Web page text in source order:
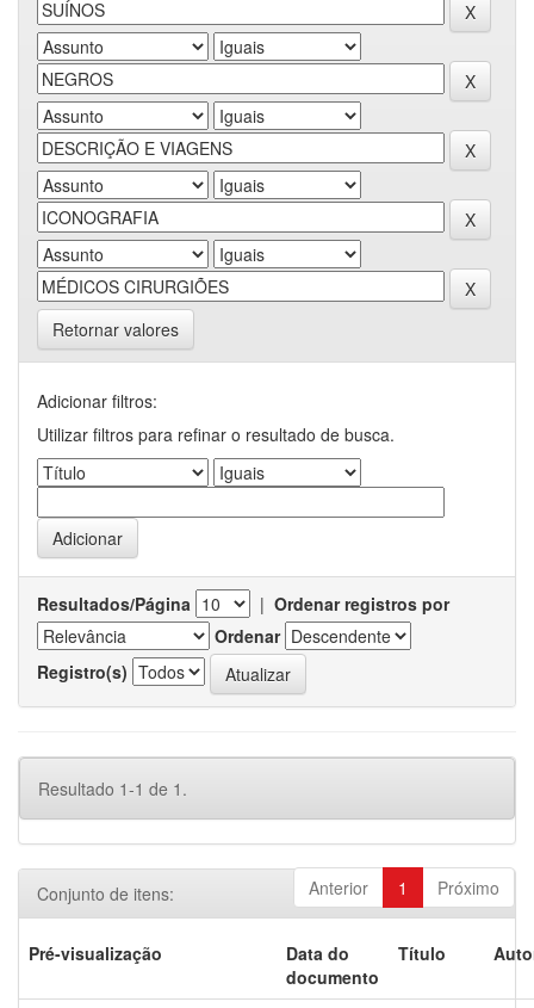
Retornar valores
Adicionar filtros:
Utilizar filtros para refinar o resultado de busca.
Resultados/Página | Ordenar registros por
Ordenar
Registro(s)
Resultado 1-1 de 1.
Anterior 1 Próximo
Conjunto de itens:
Pré-visualização
Data do
documento
Título